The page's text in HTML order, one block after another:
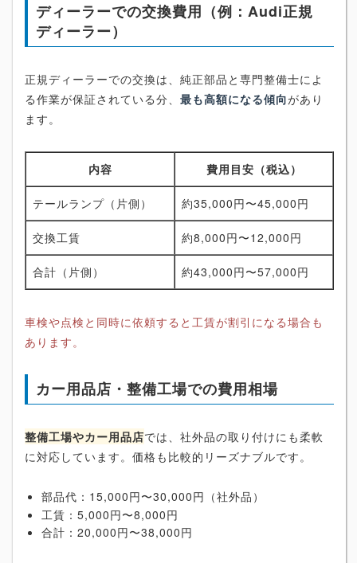
ディーラーでの交換費用（例：Audi正規
ディーラー）
正規ディーラーでの交換は、純正部品と専門整備士によ
る作業が保証されている分、 最も高額になる傾向があり
ます。
内容 費用目安（税込）
テールランプ（片側） 約35,000円〜45,000円
交換工賃 約8,000円〜12,000円
合計（片側） 約43,000円〜57,000円
車検や点検と同時に依頼すると工賃が割引になる場合も
あります。
カー用品店・整備工場での費用相場
整備工場やカー用品店では、社外品の取り付けにも柔軟
に対応しています。価格も比較的リーズナブルです。
部品代：15,000円〜30,000円（社外品）
工賃：5,000円〜8,000円
合計：20,000円〜38,000円